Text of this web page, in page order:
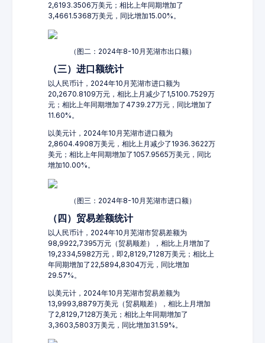
2,6193.3506万美元；相比上年同期增加了
3,4661.5368万美元，同比增加15.00%。
（图二：2024年8-10月芜湖市出口额）
（三）进口额统计
以人民币计，2024年10月芜湖市进口额为
20,2670.8109万元，相比上月减少了1,5100.7529万
元；相比上年同期增加了4739.27万元，同比增加了
11.60%。
以美元计，2024年10月芜湖市进口额为
2,8604.4908万美元，相比上月减少了1936.3622万
美元；相比上年同期增加了1057.9565万美元，同比
增加10.00%。
（图三：2024年8-10月芜湖市进口额）
（四）贸易差额统计
以人民币计，2024年10月芜湖市贸易差额为
98,9922,7395万元（贸易顺差），相比上月增加了
19,2334,5982万元，即2,8129,7128万美元；相比上
年同期增加了22,5894,8304万元，同比增加
29.57%。
以美元计，2024年10月芜湖市贸易差额为
13,9993,8879万美元（贸易顺差），相比上月增加
了2,8129,7128万美元；相比上年同期增加了
3,3603,5803万美元，同比增加31.59%。